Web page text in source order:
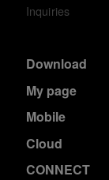
Inquiries
Download
My page
Mobile
Cloud
CONNECT